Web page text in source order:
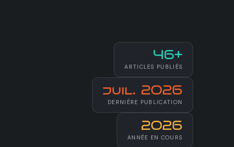
46+
ARTICLES PUBLIÉS
juil. 2026
DERNIÈRE PUBLICATION
2026
ANNÉE EN COURS